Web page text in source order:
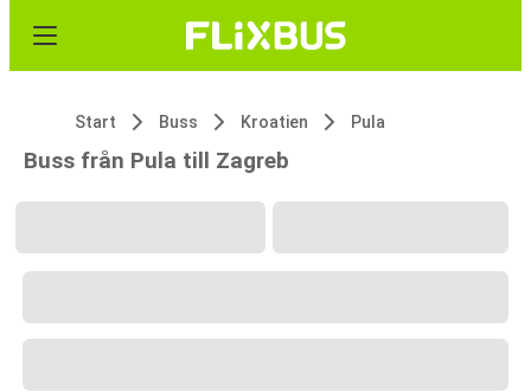
Start Buss Kroatien Pula
Buss från Pula till Zagreb